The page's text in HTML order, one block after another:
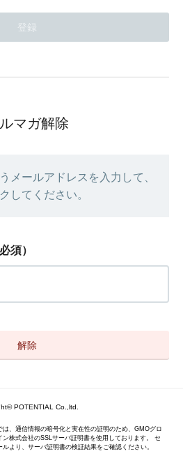
マガ解除
メールアドレスを入力して、
してください。
必須）
POTENTIAL Co.,ltd.
は、通信情報の暗号化と実在性の証明のため、GMOグロ
ン株式会社のSSLサーバ証明書を使用しております。 セ
ルより、サーバ証明書の検証結果をご確認ください。